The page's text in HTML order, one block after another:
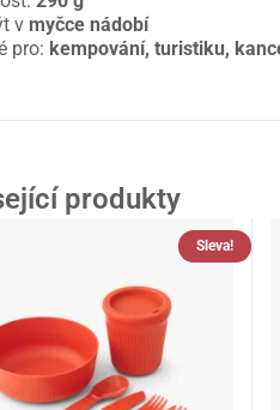
v myčce nádobí
pro: kempování, turistiku,
produkty
Sleva!